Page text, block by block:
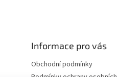
Informace pro vás
Obchodní podmínky